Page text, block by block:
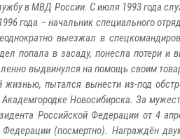
в МВД России. С июля 1993 года
года – начальник специального
выезжал в
попала в засаду, понесла потери
выдвинулся на помощь своим
жизнью, пытался вынести из-под
Новосибирска. За
Российской Федерации от 4
Федерации (посмертно). Награждён